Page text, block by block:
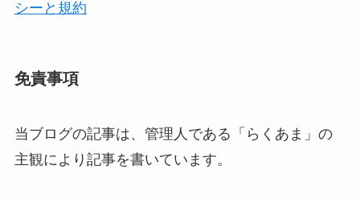
シーと規約
免責事項
当ブログの記事は、管理人である「らくあま」の
主観により記事を書いています。